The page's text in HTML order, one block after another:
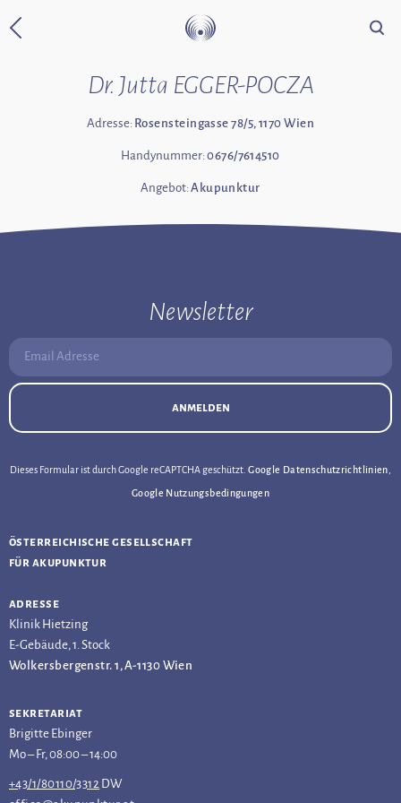
Zurück zur Startseite Suche
Dr. Jutta EGGER-POCZA
Adresse: Rosensteingasse 78/5, 1170 Wien
Handynummer:0676/7614510
Angebot:Akupunktur
Newsletter
Email Adresse:
anmelden
Dieses Formular ist durch Google reCAPTCHA geschützt.Google Datenschutzrichtlinien
Google Nutzungsbedingungen
österreichische gesellschaft
für akupunktur
adresse
Klinik Hietzing
E-Gebäude, 1. Stock
Wolkersbergenstr. 1, A-1130 Wien
sekretariat
Brigitte Ebinger
Mo – Fr, 08:00 – 14:00
+43/1/80110/3312 DW